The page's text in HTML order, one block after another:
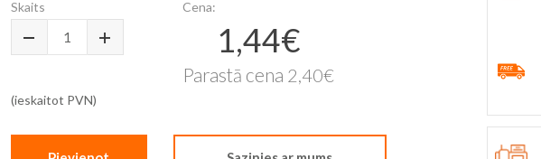
Skaits Cena:
Īpaša
cena
1,44€
Parastā cena 2,40€
(ieskaitot PVN)